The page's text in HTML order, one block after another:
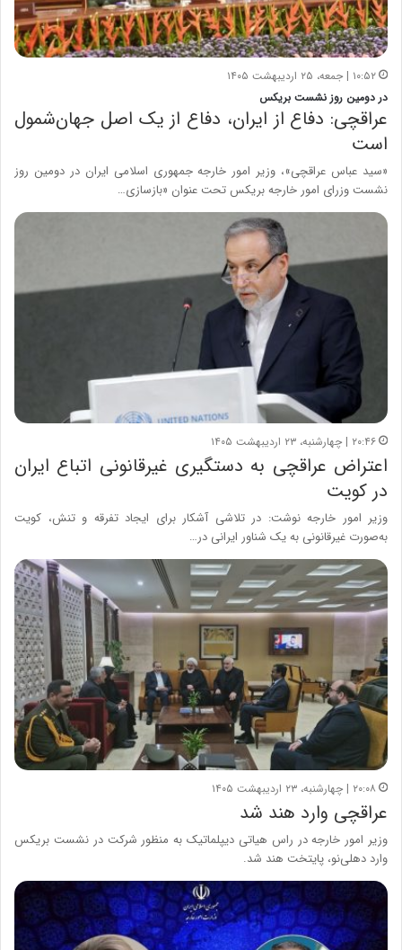
۱۰:۵۲ | جمعه، ۲۵ اردیبهشت ۱۴۰۵
در دومین روز نشست بریکس
عراقچی: دفاع از ایران، دفاع از یک اصل جهان‌شمول
است
«سید عباس عراقچی»، وزیر امور خارجه جمهوری اسلامی ایران در دومین روز
نشست وزرای امور خارجه بریکس تحت عنوان «بازسازی…
۲۰:۴۶ | چهارشنبه، ۲۳ اردیبهشت ۱۴۰۵
اعتراض عراقچی به دستگیری غیرقانونی اتباع ایران
در کویت
وزیر امور خارجه نوشت: در تلاشی آشکار برای ایجاد تفرقه و تنش، کویت
به‌صورت غیرقانونی به یک شناور ایرانی در…
۲۰:۰۸ | چهارشنبه، ۲۳ اردیبهشت ۱۴۰۵
عراقچی وارد هند شد
وزیر امور خارجه در راس هیاتی دیپلماتیک به منظور شرکت در نشست بریکس
وارد دهلی‌نو، پایتخت هند شد.